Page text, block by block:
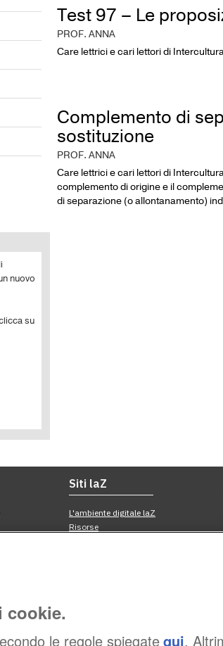
nuovo
su
Test 97 – Le
PROF. ANNA
Care lettrici e cari lettori di
Complemento di
sostituzione
PROF. ANNA
Care lettrici e cari lettori di
complemento di origine e il
di separazione (o allontanamento)
cookie.
le regole spiegatequi.